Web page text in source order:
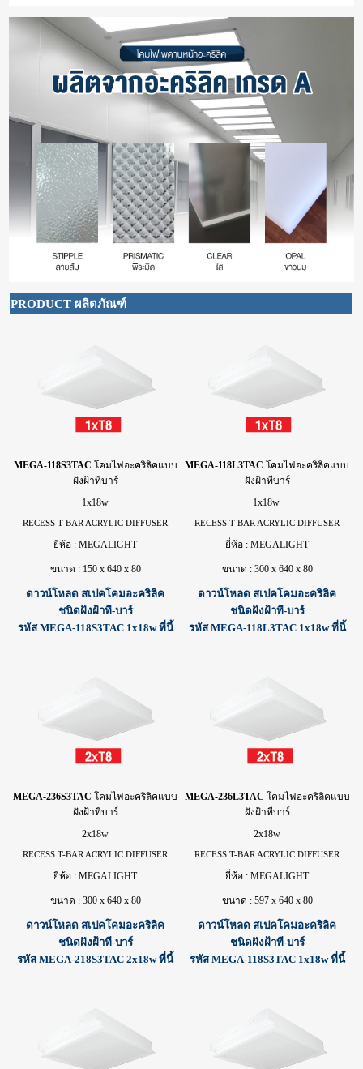
PRODUCT ผลิตภัณฑ์
MEGA-118S3TAC โคมไฟ อะคริลิคแบบ
ฝังฝ้าทีบาร์
1x18w
RECESS T-BAR ACRYLIC DIFFUSER
ยี่ห้อ : MEGALIGHT
ขนาด : 150 x 640 x 80
ดาวน์โหลด สเปคโคมอะคริลิค
ชนิดฝังฝ้าที-บาร์
รหัส MEGA-118S3TAC 1x18w ที่นี้
MEGA-118L3TAC โคมไฟ อะคริลิคแบบ
ฝังฝ้าทีบาร์
1x18w
RECESS T-BAR ACRYLIC DIFFUSER
ยี่ห้อ : MEGALIGHT
ขนาด : 300 x 640 x 80
ดาวน์โหลด สเปคโคมอะคริลิค
ชนิดฝังฝ้าที-บาร์
รหัส MEGA-118L3TAC 1x18w ที่นี้
MEGA-236S3TAC โคมไฟ อะคริลิคแบบ
ฝังฝ้าทีบาร์
2x18w
RECESS T-BAR ACRYLIC DIFFUSER
ยี่ห้อ : MEGALIGHT
ขนาด : 300 x 640 x 80
ดาวน์โหลด สเปคโคมอะคริลิค
ชนิดฝังฝ้าที-บาร์
รหัส MEGA-218S3TAC 2x18w ที่นี้
MEGA-236L3TAC โคมไฟ อะคริลิคแบบ
ฝังฝ้าทีบาร์
2x18w
RECESS T-BAR ACRYLIC DIFFUSER
ยี่ห้อ : MEGALIGHT
ขนาด : 597 x 640 x 80
ดาวน์โหลด สเปคโคมอะคริลิค
ชนิดฝังฝ้าที-บาร์
รหัส MEGA-118S3TAC 1x18w ที่นี้